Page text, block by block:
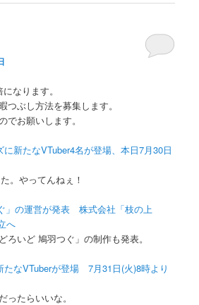
なります。
つぶし方法を募集します。
でお願いします。
新たなVTuber4名が登場、本日7月30日
。やってんねぇ！
」の運営が発表 株式会社「枝の上
へ
ろいど 鳩羽つぐ」の制作も発表。
たなVTuberが登場 7月31日(火)8時より
ったらいいな。